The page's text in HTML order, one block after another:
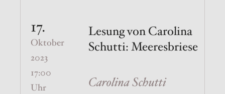
17.
Oktober
2023
17:00
Uhr
Lesung von Carolina
Schutti: Meeresbriese
Carolina Schutti